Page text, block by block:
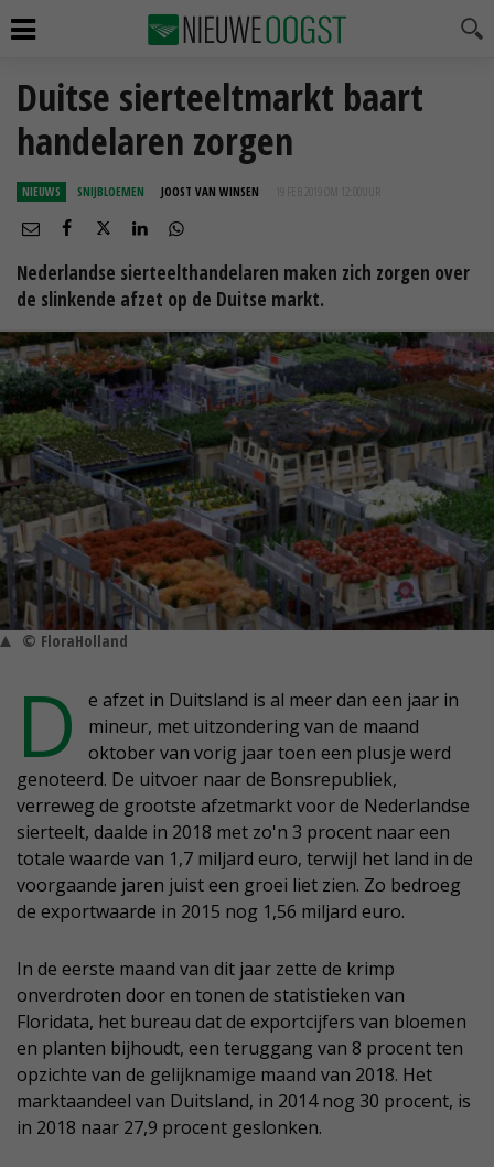
Duitse sierteeltmarkt baart
handelaren zorgen
NIEUWS SNIJBLOEMEN JOOST VAN WINSEN 19 FEB 2019 OM 12:00
Nederlandse sierteelthandelaren maken zich zorgen over
de slinkende afzet op de Duitse markt.
© FloraHolland
D
e afzet in Duitsland is al meer dan een jaar in
mineur, met uitzondering van de maand
oktober van vorig jaar toen een plusje werd
genoteerd. De uitvoer naar de Bonsrepubliek,
verreweg de grootste afzetmarkt voor de Nederlandse
sierteelt, daalde in 2018 met zo'n 3 procent naar een
totale waarde van 1,7 miljard euro, terwijl het land in de
voorgaande jaren juist een groei liet zien. Zo bedroeg
de exportwaarde in 2015 nog 1,56 miljard euro.
In de eerste maand van dit jaar zette de krimp
onverdroten door en tonen de statistieken van
Floridata, het bureau dat de exportcijfers van bloemen
en planten bijhoudt, een teruggang van 8 procent ten
opzichte van de gelijknamige maand van 2018. Het
marktaandeel van Duitsland, in 2014 nog 30 procent, is
in 2018 naar 27,9 procent geslonken.